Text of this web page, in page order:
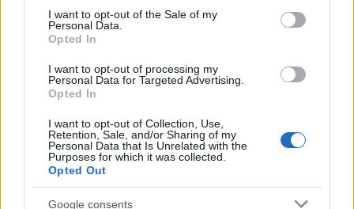
consent section.
I want to opt-out of the Sale of my
Personal Data.
Opted In
I want to opt-out of processing my
Personal Data for Targeted Advertising.
Opted In
I want to opt-out of Collection, Use,
Retention, Sale, and/or Sharing of my
Personal Data that Is Unrelated with the
Purposes for which it was collected.
Opted Out
Google consents
αγγειοχειρουργού του νοσοκομείου
Χανίων επειδή κλάπηκε το μηχανάκι του
γιατρού
Αθλητικά:
Περισσότερα άρθρα